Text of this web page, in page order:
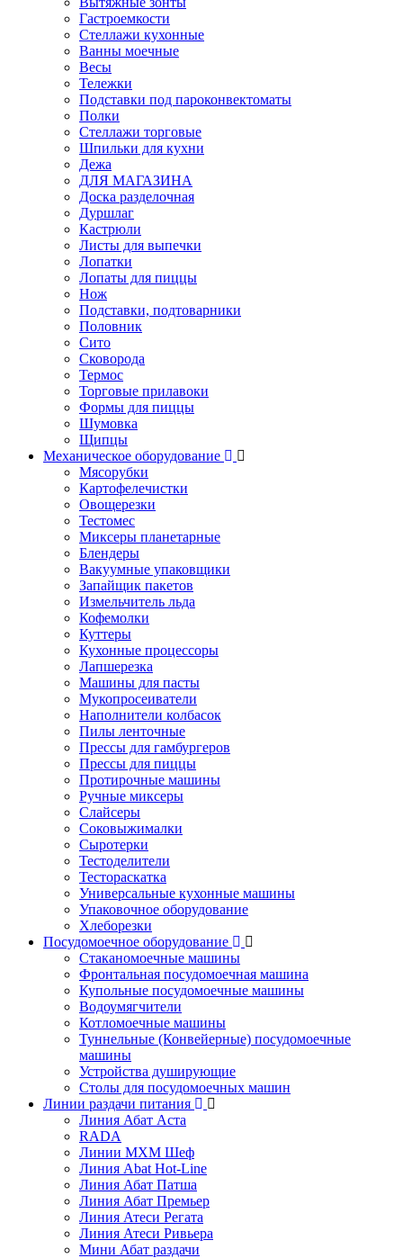
Гастроемкости
Стеллажи кухонные
Ванны моечные
Весы
Тележки
Подставки под пароконвектоматы
Полки
Стеллажи торговые
Шпильки для кухни
Дежа
ДЛЯ МАГАЗИНА
Доска разделочная
Дуршлаг
Кастрюли
Листы для выпечки
Лопатки
Лопаты для пиццы
Нож
Подставки, подтоварники
Половник
Сито
Сковорода
Термос
Торговые прилавоки
Формы для пиццы
Шумовка
Щипцы
Механическое оборудование
Мясорубки
Картофелечистки
Овощерезки
Тестомес
Миксеры планетарные
Блендеры
Вакуумные упаковщики
Запайщик пакетов
Измельчитель льда
Кофемолки
Куттеры
Кухонные процессоры
Лапшерезка
Машины для пасты
Мукопросеиватели
Наполнители колбасок
Пилы ленточные
Прессы для гамбургеров
Прессы для пиццы
Протирочные машины
Ручные миксеры
Слайсеры
Соковыжималки
Сыротерки
Тестоделители
Тестораскатка
Универсальные кухонные машины
Упаковочное оборудование
Хлеборезки
Посудомоечное оборудование
Стаканомоечные машины
Фронтальная посудомоечная машина
Купольные посудомоечные машины
Водоумягчители
Котломоечные машины
Туннельные (Конвейерные) посудомоечные
машины
Устройства душирующие
Столы для посудомоечных машин
Линии раздачи питания
Линия Абат Аста
RADA
Линии МХМ Шеф
Линия Abat Hot-Line
Линия Абат Патша
Линия Абат Премьер
Линия Атеси Регата
Линия Атеси Ривьера
Мини Абат раздачи